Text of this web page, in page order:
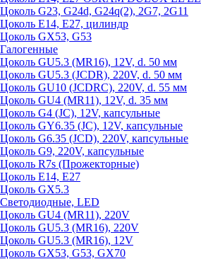
Цоколь G23, G24d, G24q(2), 2G7, 2G11
Цоколь Е14, Е27, цилиндр
Цоколь GX53, G53
Галогенные
Цоколь GU5.3 (MR16), 12V, d. 50 мм
Цоколь GU5.3 (JCDR), 220V, d. 50 мм
Цоколь GU10 (JCDRC), 220V, d. 55 мм
Цоколь GU4 (MR11), 12V, d. 35 мм
Цоколь G4 (JC), 12V, капсульные
Цоколь GY6.35 (JC), 12V, капсульные
Цоколь G6.35 (JCD), 220V, капсульные
Цоколь G9, 220V, капсульные
Цоколь R7s (Прожекторные)
Цоколь E14, E27
Цоколь GX5.3
Светодиодные, LED
Цоколь GU4 (MR11), 220V
Цоколь GU5.3 (MR16), 220V
Цоколь GU5.3 (MR16), 12V
Цоколь GX53, G53, GX70